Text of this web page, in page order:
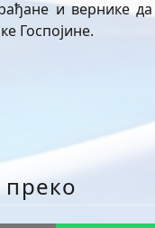
и вернике да
Госпојине.